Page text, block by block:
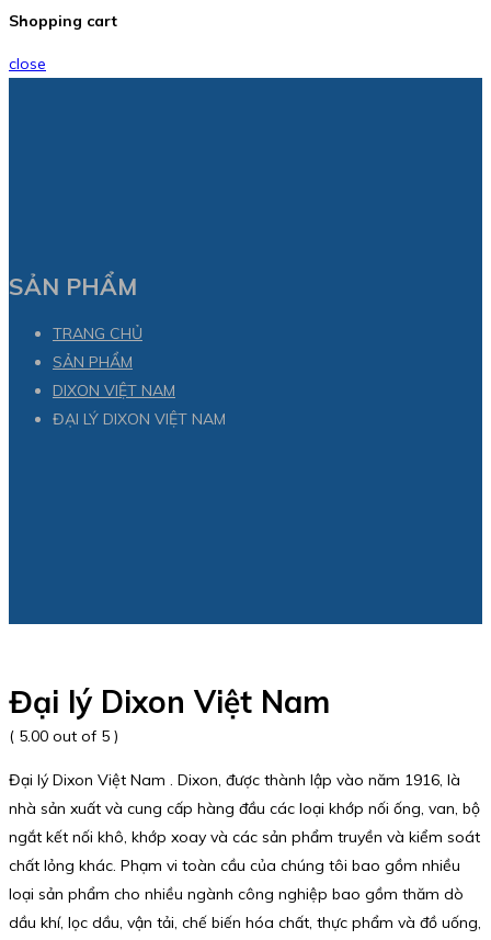
Shopping cart
close
SẢN PHẨM
TRANG CHỦ
SẢN PHẨM
DIXON VIỆT NAM
ĐẠI LÝ DIXON VIỆT NAM
Đại lý Dixon Việt Nam
( 5.00 out of 5 )
Đại lý Dixon Việt Nam . Dixon, được thành lập vào năm 1916, là
nhà sản xuất và cung cấp hàng đầu các loại khớp nối ống, van, bộ
ngắt kết nối khô, khớp xoay và các sản phẩm truyền và kiểm soát
chất lỏng khác. Phạm vi toàn cầu của chúng tôi bao gồm nhiều
loại sản phẩm cho nhiều ngành công nghiệp bao gồm thăm dò
dầu khí, lọc dầu, vận tải, chế biến hóa chất, thực phẩm và đồ uống,